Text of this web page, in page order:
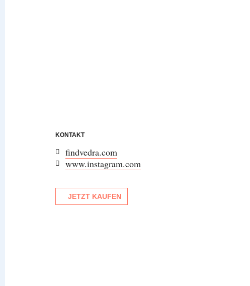
KONTAKT
findvedra.com
www.instagram.com
JETZT KAUFEN